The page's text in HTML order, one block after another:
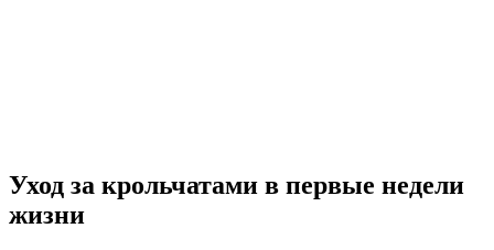
Уход за крольчатами в первые недели
жизни